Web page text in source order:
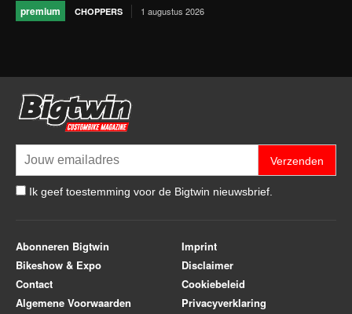
premium CHOPPERS 1 augustus 2026
Verzenden
Ik geef toestemming voor de Bigtwin nieuwsbrief.
Abonneren Bigtwin
Bikeshow & Expo
Contact
Algemene Voorwaarden
Imprint
Disclaimer
Cookiebeleid
Privacyverklaring